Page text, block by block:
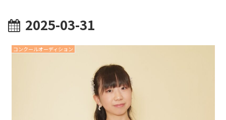
2025-03-31
コンクールオーディション